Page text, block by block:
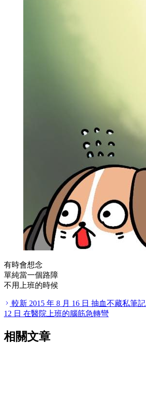
有時會想念
單純當一個路障
不用上班的時候
較新 2015 年 8 月 16 日 抽血不藏私筆記
12 日 在醫院上班的腦筋急轉彎
相關文章